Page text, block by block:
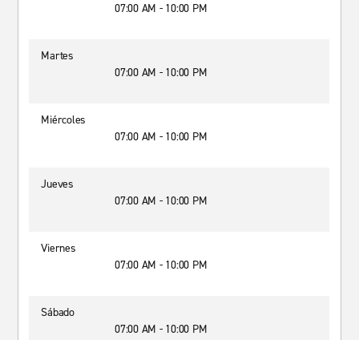
07:00 AM - 10:00 PM
Martes
07:00 AM - 10:00 PM
Miércoles
07:00 AM - 10:00 PM
Jueves
07:00 AM - 10:00 PM
Viernes
07:00 AM - 10:00 PM
Sábado
07:00 AM - 10:00 PM